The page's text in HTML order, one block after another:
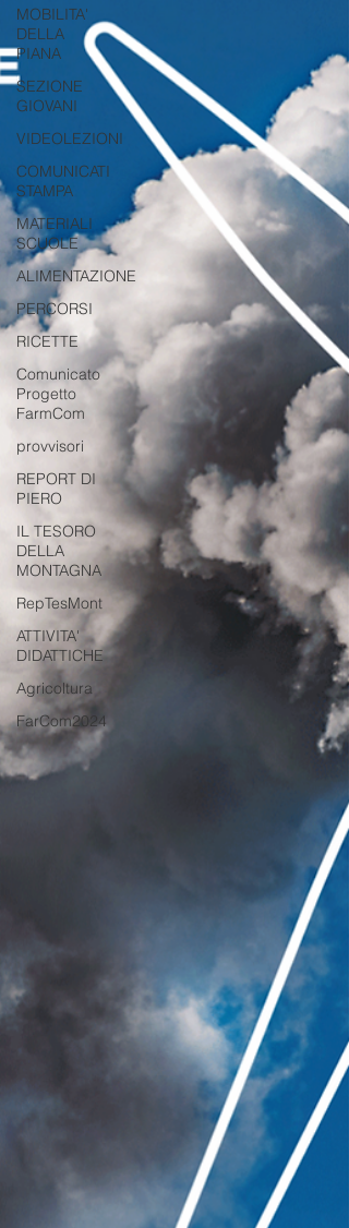
MOBILITA'
DELLA
PIANA
SEZIONE
GIOVANI
VIDEOLEZIONI
COMUNICATI
STAMPA
MATERIALI
SCUOLE
ALIMENTAZIONE
PERCORSI
RICETTE
Comunicato
Progetto
FarmCom
provvisori
REPORT DI
PIERO
IL TESORO
DELLA
MONTAGNA
RepTesMont
ATTIVITA'
DIDATTICHE
Agricoltura
FarCom2024